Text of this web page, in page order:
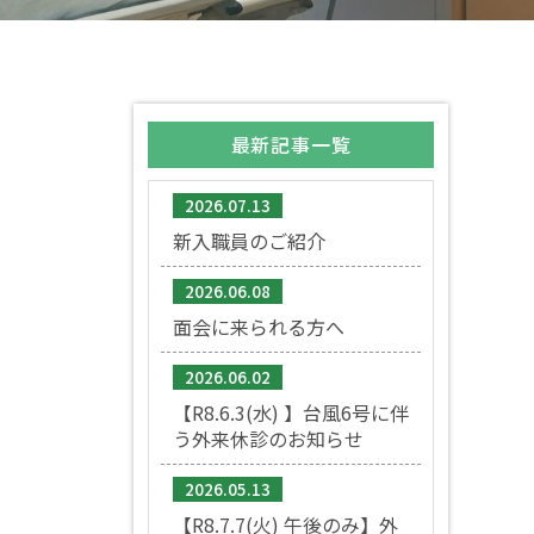
最新記事一覧
2026.07.13
新入職員のご紹介
2026.06.08
面会に来られる方へ
2026.06.02
【R8.6.3(水) 】台風6号に伴
う外来休診のお知らせ
2026.05.13
【R8.7.7(火) 午後のみ】外